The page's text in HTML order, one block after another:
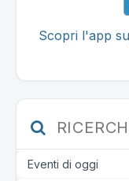
Scopri l'app
Eventi di oggi